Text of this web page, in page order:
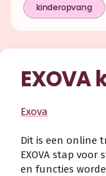
Exova
Dit is een online
EXOVA stap
en functies
kinderopvang